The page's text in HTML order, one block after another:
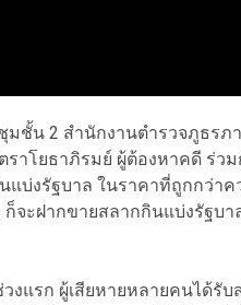
มชั้น 2 สำนักงานตำรวจภูธร
ราโยธาภิรมย์ ผู้ต้องหาคดี ร่
งรัฐบาล ในราคาที่ถูกกว่าค
จะฝากขายสลากกินแบ่งรัฐบา
งแรก ผู้เสียหายหลายคนได้รั